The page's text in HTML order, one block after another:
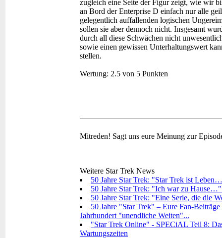
zugleich eine Seite der Figur zeigt, wie wir
an Bord der Enterprise D einfach nur alle
gelegentlich auffallenden logischen
sollen sie aber dennoch nicht. Insgesamt
durch all diese Schwächen nicht
sowie einen gewissen Unterhaltungswert
stellen.
Wertung: 2.5 von 5 Punkten
Mitreden! Sagt uns eure Meinung zur
Weitere Star Trek News
50 Jahre Star Trek: "Star Trek ist
50 Jahre Star Trek: "Ich war zu
50 Jahre Star Trek: "Eine Serie, die die
50 Jahre "Star Trek" – Eure Fan-
Jahrhundert "unendliche Weiten"...
"Star Trek Online" - SPECiAL Teil 8:
Wartungszeiten